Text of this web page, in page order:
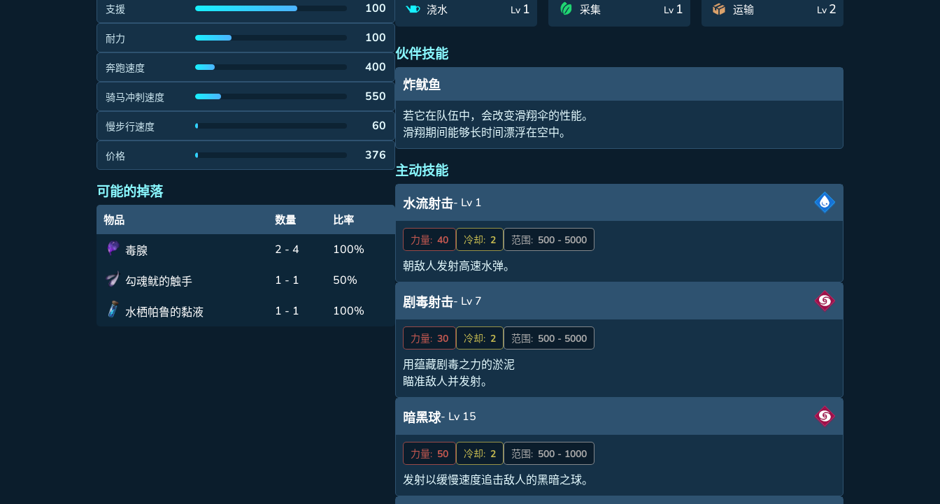
支援 100
耐力 100
奔跑速度 400
骑马冲刺速度 550
慢步行速度 60
价格 376
可能的掉落
物品 数量 比率
毒腺 2 - 4 100%
勾魂鱿的触手 1 - 1 50%
水栖帕鲁的黏液 1 - 1 100%
浇水 Lv 1 采集 Lv 1 运输 Lv 2
伙伴技能
炸鱿鱼
若它在队伍中，会改变滑翔伞的性能。
滑翔期间能够长时间漂浮在空中。
主动技能
水流射击- Lv 1
力量: 40 冷却: 2 范围: 500 - 5000
朝敌人发射高速水弹。
剧毒射击- Lv 7
力量: 30 冷却: 2 范围: 500 - 5000
用蕴藏剧毒之力的淤泥
瞄准敌人并发射。
暗黑球- Lv 15
力量: 50 冷却: 2 范围: 500 - 1000
发射以缓慢速度追击敌人的黑暗之球。